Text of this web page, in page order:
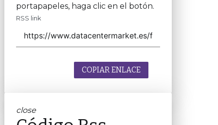
portapapeles, haga clic en el botón.
RSS link
COPIAR ENLACE
close